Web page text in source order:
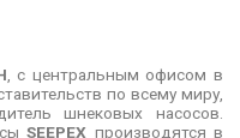
, с центральным офисом в
по всему миру,
шнековых насосов.
SEEPEX производятся в